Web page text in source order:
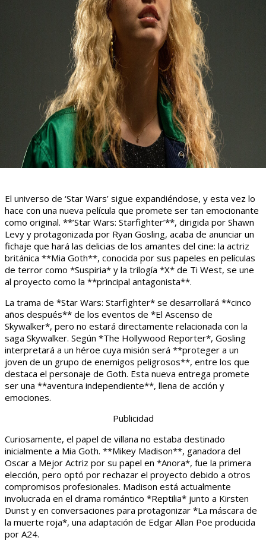
El universo de ‘Star Wars’ sigue expandiéndose, y esta vez lo
hace con una nueva película que promete ser tan emocionante
como original. **’Star Wars: Starfighter’**, dirigida por Shawn
Levy y protagonizada por Ryan Gosling, acaba de anunciar un
fichaje que hará las delicias de los amantes del cine: la actriz
británica **Mia Goth**, conocida por sus papeles en películas
de terror como *Suspiria* y la trilogía *X* de Ti West, se une
al proyecto como la **principal antagonista**.
La trama de *Star Wars: Starfighter* se desarrollará **cinco
años después** de los eventos de *El Ascenso de
Skywalker*, pero no estará directamente relacionada con la
saga Skywalker. Según *The Hollywood Reporter*, Gosling
interpretará a un héroe cuya misión será **proteger a un
joven de un grupo de enemigos peligrosos**, entre los que
destaca el personaje de Goth. Esta nueva entrega promete
ser una **aventura independiente**, llena de acción y
emociones.
Publicidad
Curiosamente, el papel de villana no estaba destinado
inicialmente a Mia Goth. **Mikey Madison**, ganadora del
Oscar a Mejor Actriz por su papel en *Anora*, fue la primera
elección, pero optó por rechazar el proyecto debido a otros
compromisos profesionales. Madison está actualmente
involucrada en el drama romántico *Reptilia* junto a Kirsten
Dunst y en conversaciones para protagonizar *La máscara de
la muerte roja*, una adaptación de Edgar Allan Poe producida
por A24.